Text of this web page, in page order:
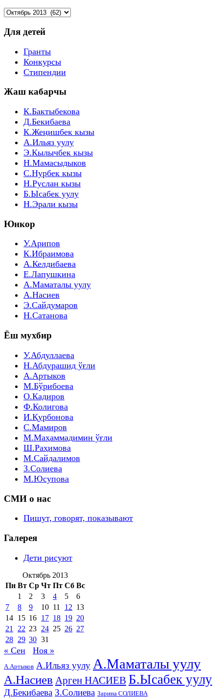
Архив
мес.:
Для детей
Гранты
Конкурсы
Стипендии
Жаш кабарчы
К.Бактыбекова
Д.Бекибаева
К.Жеңишбек кызы
А.Ильяз уулу
Э.Кылычбек кызы
Н.Мамасыдыков
С.Нурбек кызы
Н.Руслан кызы
Б.Ысабек уулу
Н.Эрали кызы
Юнкор
У.Арипов
К.Ибраимова
А.Келдибаева
Е.Лапушкина
А.Маматалы уулу
А.Насиев
Э.Сайдумаров
Н.Сатанова
Ёш мухбир
У.Абдуллаева
Н.Абдурашид ўғли
А.Артыков
М.Бўрибоева
О.Кадиров
Ф.Колигова
И.Қурбонова
С.Мамиров
М.Маҳаммадимин ўғли
Ш.Раҳимова
М.Сайдалимов
З.Солиева
М.Юсупова
СМИ о нас
Пишут, говорят, показывают
Галерея
Дети рисуют
Октябрь 2013
Пн Вт Ср Чт Пт Сб Вс
1
2 3 4 5
6
7
8 9 10 11 12 13
14 15 16 17 18 19 20
21
22 23 24 25 26 27
28 29 30 31
« Сен Ноя »
А.Артыков А.Ильяз уулу А.Маматалы уулу
А.Насиев Арген НАСИЕВ Б.Ысабек уулу
Д.Бекибаева З.Солиева Зарина СОЛИЕВА